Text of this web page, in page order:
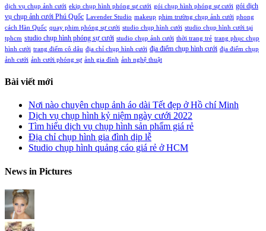
dịch vụ chụp ảnh cưới ekip chụp hình phóng sự cưới gói chụp hình phóng sự cưới gói dịch
vụ chụp ảnh cưới Phú Quốc Lavender Studio makeup phim trường chụp ảnh cưới phong
cách Hàn Quốc quay phim phóng sự cưới studio chụp hình cưới studio chụp hình cưới tại
tphcm studio chụp hình phóng sự cưới studio chụp ảnh cưới thời trang trẻ trang phục chụp
hình cưới trang điểm cô dâu địa chỉ chụp hình cưới địa điểm chụp hình cưới địa điểm chụp
ảnh cưới ảnh cưới phóng sự ảnh gia đình ảnh nghệ thuật
Bài viết mới
Nơi nào chuyên chụp ảnh áo dài Tết đẹp ở Hồ chí Minh
Dịch vụ chụp hình kỷ niệm ngày cưới 2022
Tìm hiểu dịch vụ chụp hình sản phẩm giá rẻ
Địa chỉ chụp hình gia đình dịp lễ
Studio chụp hình quảng cáo giá rẻ ở HCM
News in Pictures